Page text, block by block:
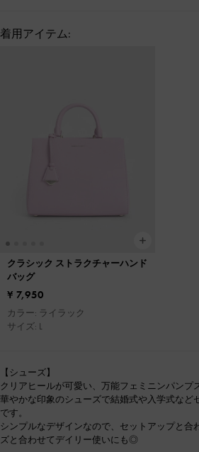
着用アイテム:
クラシック ストラクチャーハンド
バッグ
¥ 7,950
カラー: ライラック
サイズ: L
【シューズ】
クリアヒールが可愛い、万能フェミニンパンプ
華やかな印象のシューズで結婚式や入学式など
です。
シンプルなデザインなので、セットアップと合
ズと合わせてデイリー使いにも◎